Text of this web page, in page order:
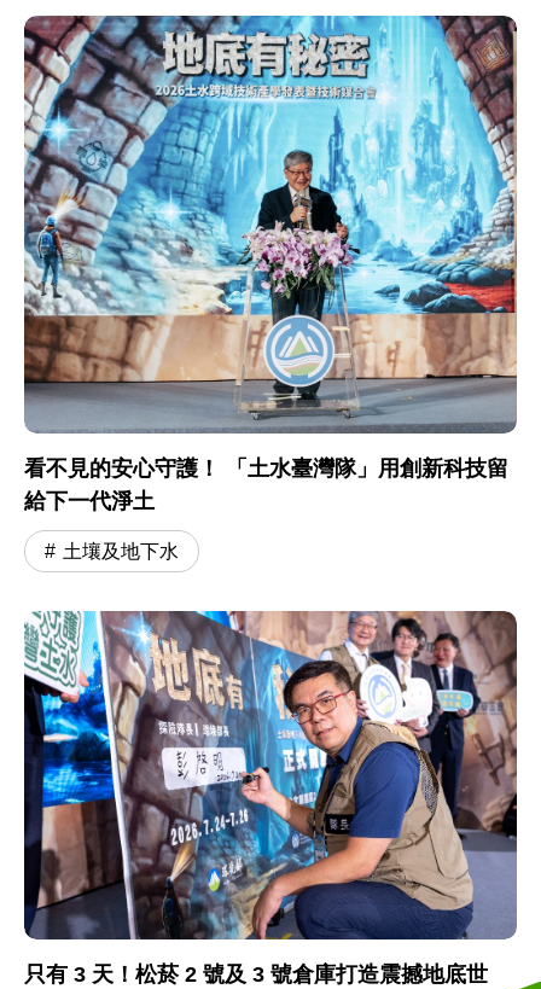
看不見的安心守護！ 「土水臺灣隊」用創新科技留
給下一代淨土
土壤及地下水
只有 3 天！松菸 2 號及 3 號倉庫打造震撼地底世